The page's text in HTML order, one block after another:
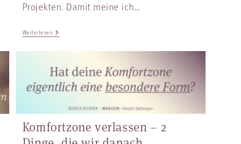
Projekten. Damit meine ich…
Weiterlesen
Komfortzone verlassen – 2